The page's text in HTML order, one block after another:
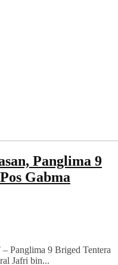
Panglima 9
Gabma
9 Briged Tentera
Jafri bin...